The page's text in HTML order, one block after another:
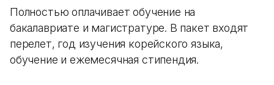
Полностью оплачивает обучение на
бакалавриате и магистратуре. В пакет входят
перелет, год изучения корейского языка,
обучение и ежемесячная стипендия.